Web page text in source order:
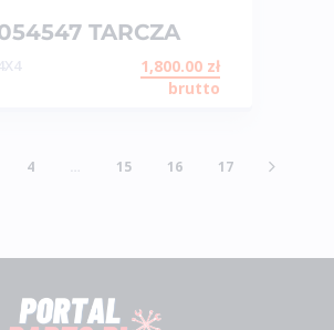
TARCZA
1,800.00 zł
brutto
4 … 15 16 17